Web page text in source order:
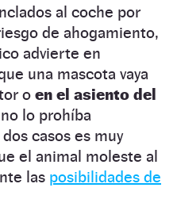
al coche por
de ahogamiento,
advierte en
una mascota vaya
o en el asiento del
lo prohíba
casos es muy
el animal moleste al
las posibilidades de